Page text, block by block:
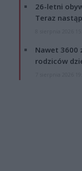
26-letni
Teraz
Nawet 3600
rodziców